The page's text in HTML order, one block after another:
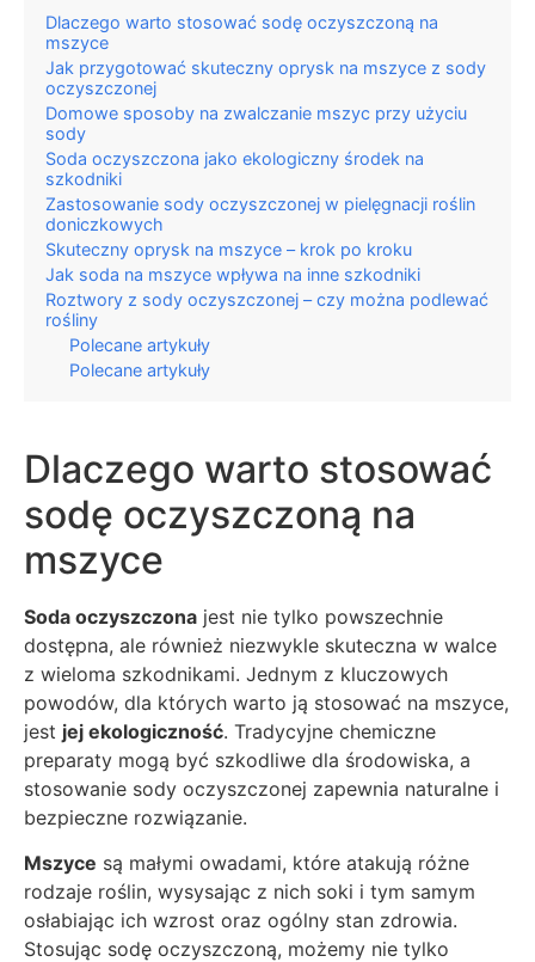
Dlaczego warto stosować sodę oczyszczoną na
mszyce
Jak przygotować skuteczny oprysk na mszyce z sody
oczyszczonej
Domowe sposoby na zwalczanie mszyc przy użyciu
sody
Soda oczyszczona jako ekologiczny środek na
szkodniki
Zastosowanie sody oczyszczonej w pielęgnacji roślin
doniczkowych
Skuteczny oprysk na mszyce – krok po kroku
Jak soda na mszyce wpływa na inne szkodniki
Roztwory z sody oczyszczonej – czy można podlewać
rośliny
Polecane artykuły
Polecane artykuły
Dlaczego warto stosować
sodę oczyszczoną na
mszyce
Soda oczyszczona jest nie tylko powszechnie
dostępna, ale również niezwykle skuteczna w walce
z wieloma szkodnikami. Jednym z kluczowych
powodów, dla których warto ją stosować na mszyce,
jest jej ekologiczność. Tradycyjne chemiczne
preparaty mogą być szkodliwe dla środowiska, a
stosowanie sody oczyszczonej zapewnia naturalne i
bezpieczne rozwiązanie.
Mszyce są małymi owadami, które atakują różne
rodzaje roślin, wysysając z nich soki i tym samym
osłabiając ich wzrost oraz ogólny stan zdrowia.
Stosując sodę oczyszczoną, możemy nie tylko